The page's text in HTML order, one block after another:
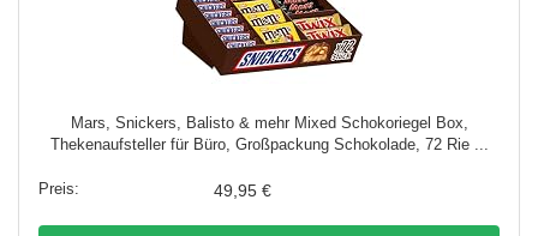
Mars, Snickers, Balisto & mehr Mixed Schokoriegel Box,
Thekenaufsteller für Büro, Großpackung Schokolade, 72 Rie ...
49,95 €